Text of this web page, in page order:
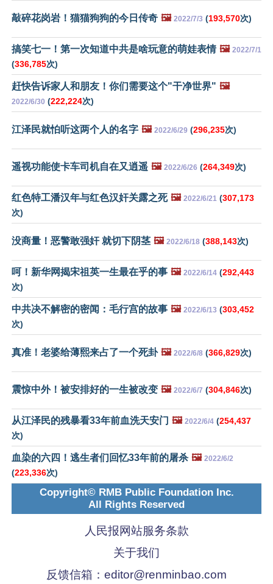
敲碎花岗岩！猫猫狗狗的今日传奇 🖼️ 2022/7/3 (193,570次)
搞笑七一！第一次知道中共是啥玩意的萌娃表情 🖼️ 2022/7/1
(336,785次)
赶快告诉家人和朋友！你们需要这个"干净世界" 🖼️
2022/6/30 (222,224次)
江泽民就怕听这两个人的名字 🖼️ 2022/6/29 (296,235次)
遥视功能使卡车司机自在又逍遥 🖼️ 2022/6/26 (264,349次)
红色特工潘汉年与红色汉奸关露之死 🖼️ 2022/6/21 (307,173
次)
没商量！恶警敢强奸 就切下阴茎 🖼️ 2022/6/18 (388,143次)
呵！新华网揭宋祖英一生最在乎的事 🖼️ 2022/6/14 (292,443
次)
中共决不解密的密闻：毛行宫的故事 🖼️ 2022/6/13 (303,452
次)
真准！老婆给薄熙来占了一个死卦 🖼️ 2022/6/8 (366,829次)
震惊中外！被安排好的一生被改变 🖼️ 2022/6/7 (304,846次)
从江泽民的残暴看33年前血洗天安门 🖼️ 2022/6/4 (254,437
次)
血染的六四！逃生者们回忆33年前的屠杀 🖼️ 2022/6/2
(223,336次)
Copyright© RMB Public Foundation Inc.
All Rights Reserved
人民报网站服务条款
关于我们
反馈信箱： editor@renminbao.com